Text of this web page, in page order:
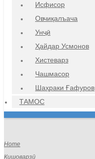
Исфисор
Овчиқалъача
Унҷӣ
Ҳайдар Усмонов
Хистеварз
Чашмасор
Шаҳраки Ғафуров
ТАМОС
Home
Кишоварзӣ